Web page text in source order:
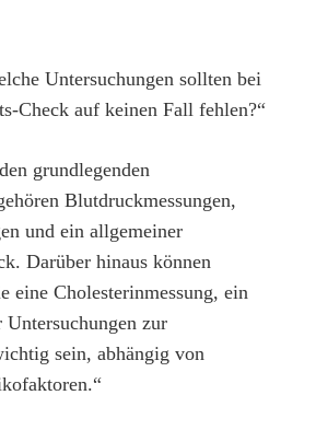
Untersuchungen sollten bei
Check auf keinen Fall fehlen?“
grundlegenden
Blutdruckmessungen,
und ein allgemeiner
Darüber hinaus können
eine Cholesterinmessung, ein
Untersuchungen zur
sein, abhängig von